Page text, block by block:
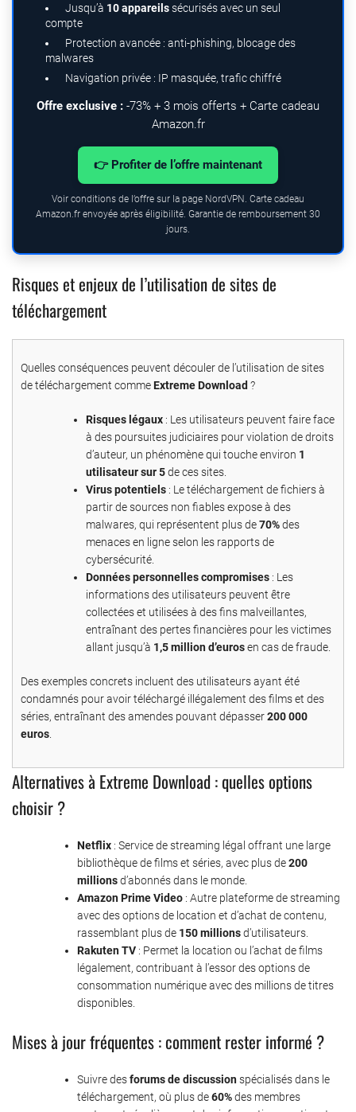
Jusqu’à 10 appareilssécurisés avec un seul
compte
Protection avancée : anti-phishing, blocage des
malwares
Navigation privée : IP masquée, trafic chiffré
Offre exclusive : -73% + 3 mois offerts + Carte cadeau
Amazon.fr
👉 Profiter de l’offre maintenant
Voir conditions de l’offre sur la page NordVPN. Carte cadeau
Amazon.fr envoyée après éligibilité. Garantie de remboursement 30
jours.
Risques et enjeux de l’utilisation de sites de
téléchargement
Quelles conséquences peuvent découler de l’utilisation de sites
de téléchargement commeExtreme Download ?
Risques légaux : Les utilisateurs peuvent faire face
à des poursuites judiciaires pour violation de droits
d’auteur, un phénomène qui touche environ 1
utilisateur sur 5de ces sites.
Virus potentiels : Le téléchargement de fichiers à
partir de sources non fiables expose à des
malwares, qui représentent plus de70%des
menaces en ligne selon les rapports de
cybersécurité.
Données personnelles compromises : Les
informations des utilisateurs peuvent être
collectées et utilisées à des fins malveillantes,
entraînant des pertes financières pour les victimes
allant jusqu’à 1,5 million d’eurosen cas de fraude.
Des exemples concrets incluent des utilisateurs ayant été
condamnés pour avoir téléchargé illégalement des films et des
séries, entraînant des amendes pouvant dépasser200 000
euros
Alternatives à Extreme Download : quelles options
choisir ?
Netflix : Service de streaming légal offrant une large
bibliothèque de films et séries, avec plus de200
millionsd’abonnés dans le monde.
Amazon Prime Video : Autre plateforme de streaming
avec des options de location et d’achat de contenu,
rassemblant plus de 150 millionsd’utilisateurs.
Rakuten TV : Permet la location ou l’achat de films
légalement, contribuant à l’essor des options de
consommation numérique avec des millions de titres
disponibles.
Mises à jour fréquentes : comment rester informé ?
Suivre desforums de discussionspécialisés dans le
téléchargement, où plus de60%des membres